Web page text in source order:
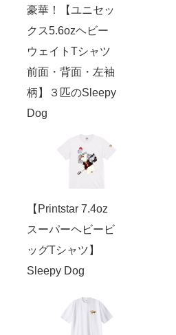
豪華！【ユニセッ
クス5.6ozヘビー
ウェイトTシャツ
前面・背面・左袖
柄】３匹のSleepy
Dog
【Printstar 7.4oz
スーパーヘビービ
ッグTシャツ】
Sleepy Dog